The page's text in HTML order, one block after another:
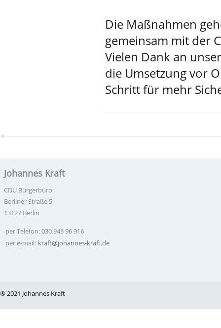
Die Maßnahmen
gemeinsam mit der
Vielen Dank an
die Umsetzung vor
Schritt für mehr
Johannes Kraft
CDU Bürgerbüro
Berliner Straße 5
13127 Berlin
per Telefon: 030.943 96 916
per e-mail: kraft@johannes-kraft.de
® 2021 Johannes Kraft